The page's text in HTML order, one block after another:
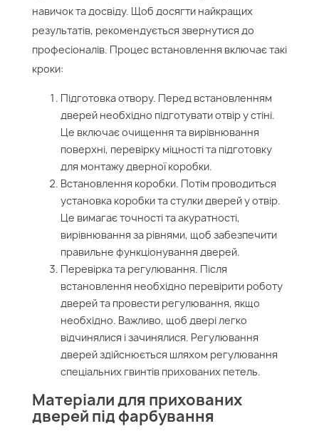
навичок та досвіду. Щоб досягти найкращих
результатів, рекомендується звернутися до
професіоналів. Процес встановлення включає такі
кроки:
Підготовка отвору. Перед встановленням
дверей необхідно підготувати отвір у стіні.
Це включає очищення та вирівнювання
поверхні, перевірку міцності та підготовку
для монтажу дверної коробки.
Встановлення коробки. Потім проводиться
установка коробки та стулки дверей у отвір.
Це вимагає точності та акуратності,
вирівнювання за рівнями, щоб забезпечити
правильне функціонування дверей.
Перевірка та регулювання. Після
встановлення необхідно перевірити роботу
дверей та провести регулювання, якщо
необхідно. Важливо, щоб двері легко
відчинялися і зачинялися. Регулювання
дверей здійснюється шляхом регулювання
спеціальних гвинтів прихованих петель.
Матеріали для прихованих
дверей під фарбування